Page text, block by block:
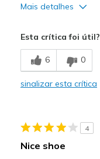
Mais detalhes
Comfortable
Stylish
Going Out
Esta crítica foi útil?
6 0
sinalizar esta crítica
4
Nice shoe